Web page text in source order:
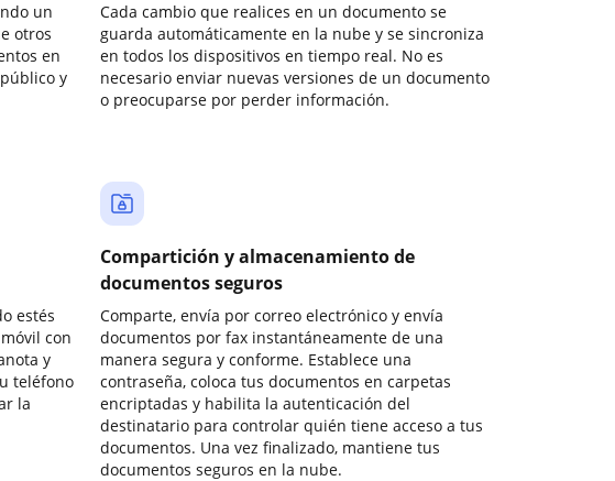
un
otros
en
y
Cada cambio que realices en un documento se
guarda automáticamente en la nube y se sincroniza
en todos los dispositivos en tiempo real. No es
necesario enviar nuevas versiones de un documento
o preocuparse por perder información.
estés
con
y
teléfono
la
Compartición y almacenamiento de
documentos seguros
Comparte, envía por correo electrónico y envía
documentos por fax instantáneamente de una
manera segura y conforme. Establece una
contraseña, coloca tus documentos en carpetas
encriptadas y habilita la autenticación del
destinatario para controlar quién tiene acceso a tus
documentos. Una vez finalizado, mantiene tus
documentos seguros en la nube.